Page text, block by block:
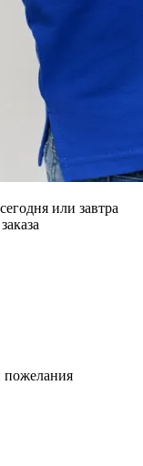
или завтра